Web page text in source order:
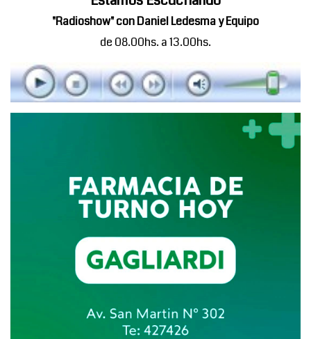
"Radioshow" con Daniel Ledesma y Equipo
de 08.00hs. a 13.00hs.